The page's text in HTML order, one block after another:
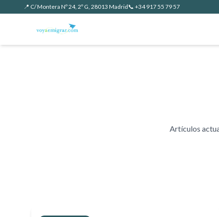
📍 C/ Montera Nº 24, 2º G, 28013 Madrid📞 +34 917 55 79 57
Artículos